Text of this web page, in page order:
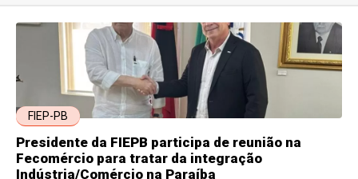
FIEP-PB
Presidente da FIEPB participa de reunião na
Fecomércio para tratar da integração
Indústria/Comércio na Paraíba